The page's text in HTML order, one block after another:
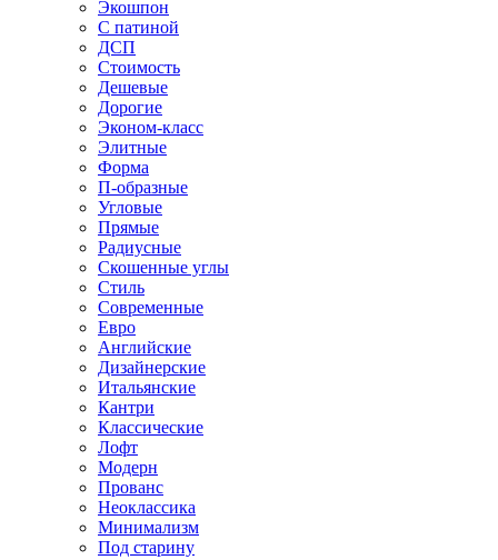
Экошпон
С патиной
ДСП
Стоимость
Дешевые
Дорогие
Эконом-класс
Элитные
Форма
П-образные
Угловые
Прямые
Радиусные
Скошенные углы
Стиль
Современные
Евро
Английские
Дизайнерские
Итальянские
Кантри
Классические
Лофт
Модерн
Прованс
Неоклассика
Минимализм
Под старину